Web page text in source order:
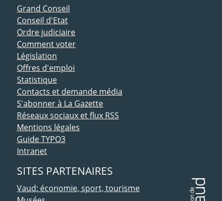
ACCÈS DIRECT
Grand Conseil
Conseil d'Etat
Ordre judiciaire
Comment voter
Législation
Offres d'emploi
Statistique
Contacts et demande média
S'abonner à La Gazette
Réseaux sociaux et flux RSS
Mentions légales
Guide TYPO3
Intranet
SITES PARTENAIRES
Vaud: économie, sport, tourisme